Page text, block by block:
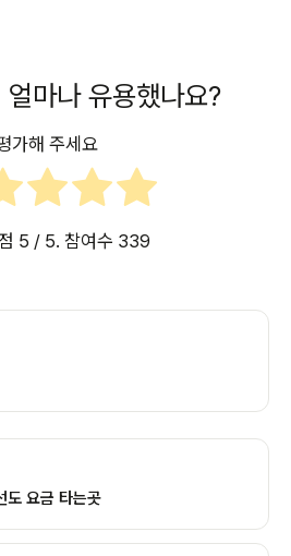
마나 유용했나요?
가해 주세요
5 / 5. 참여수 339
도 요금 타는곳